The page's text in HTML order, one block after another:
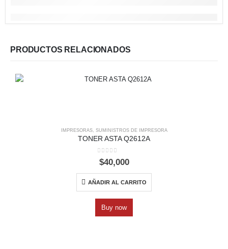
PRODUCTOS RELACIONADOS
IMPRESORAS, SUMINISTROS DE IMPRESORA
TONER ASTA Q2612A
0out of 5
$40,000
AÑADIR AL CARRITO
Buy now